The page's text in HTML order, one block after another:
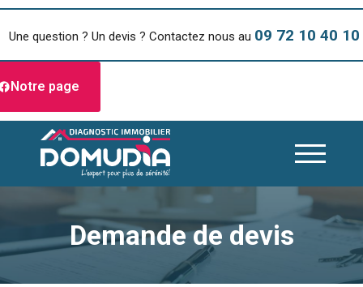
Une question ? Un devis ? Contactez nous au 09 72 10 40 10
Notre page
Demande de devis